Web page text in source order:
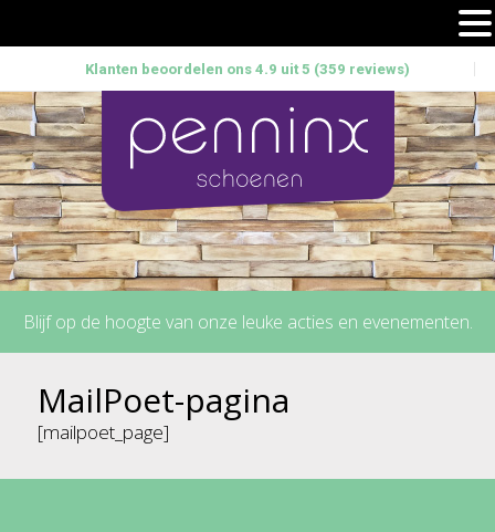
Klanten beoordelen ons 4.9 uit 5 (359 reviews)
Blijf op de hoogte van onze leuke acties en evenementen.
MailPoet-pagina
[mailpoet_page]